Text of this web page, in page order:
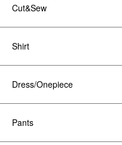
Cut&Sew
Shirt
Dress/Onepiece
Pants